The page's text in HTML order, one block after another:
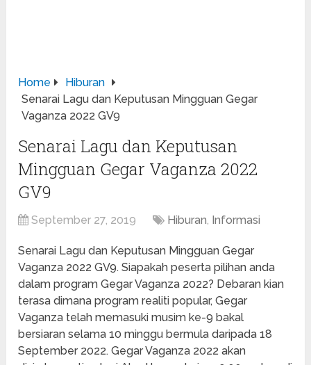
Home
Hiburan
Senarai Lagu dan Keputusan Mingguan Gegar
Vaganza 2022 GV9
Senarai Lagu dan Keputusan
Mingguan Gegar Vaganza 2022
GV9
September 27, 2019 Hiburan, Informasi
Senarai Lagu dan Keputusan Mingguan Gegar
Vaganza 2022 GV9. Siapakah peserta pilihan anda
dalam program Gegar Vaganza 2022? Debaran kian
terasa dimana program realiti popular, Gegar
Vaganza telah memasuki musim ke-9 bakal
bersiaran selama 10 minggu bermula daripada 18
September 2022. Gegar Vaganza 2022 akan